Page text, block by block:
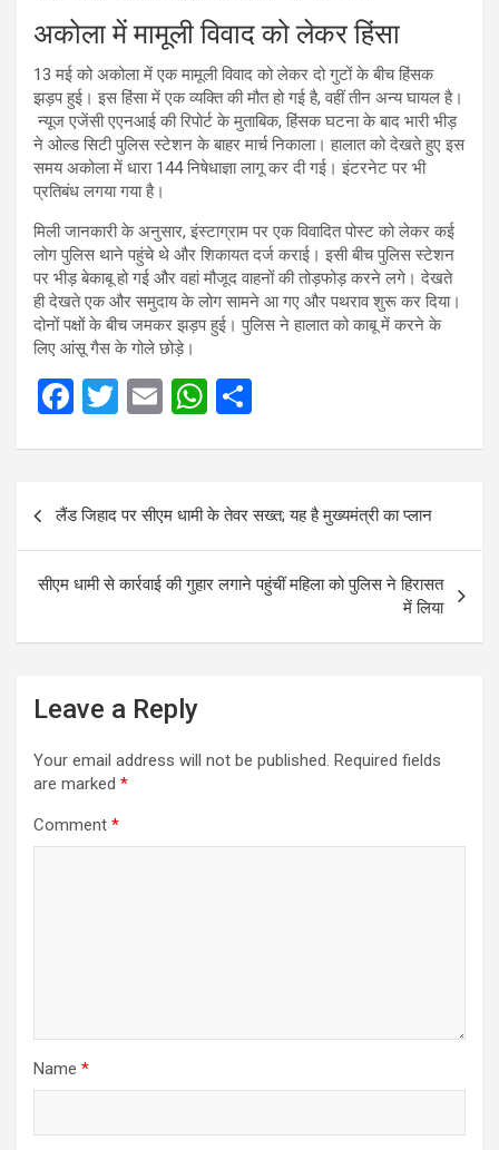
अकोला में मामूली विवाद को लेकर हिंसा
13 मई को अकोला में एक मामूली विवाद को लेकर दो गुटों के बीच हिंसक
झड़प हुई। इस हिंसा में एक व्यक्ति की मौत हो गई है, वहीं तीन अन्य घायल है।
न्यूज एजेंसी एएनआई की रिपोर्ट के मुताबिक, हिंसक घटना के बाद भारी भीड़
ने ओल्ड सिटी पुलिस स्टेशन के बाहर मार्च निकाला। हालात को देखते हुए इस
समय अकोला में धारा 144 निषेधाज्ञा लागू कर दी गई। इंटरनेट पर भी
प्रतिबंध लगया गया है।
मिली जानकारी के अनुसार, इंस्टाग्राम पर एक विवादित पोस्ट को लेकर कई
लोग पुलिस थाने पहुंचे थे और शिकायत दर्ज कराई। इसी बीच पुलिस स्टेशन
पर भीड़ बेकाबू हो गई और वहां मौजूद वाहनों की तोड़फोड़ करने लगे। देखते
ही देखते एक और समुदाय के लोग सामने आ गए और पथराव शुरू कर दिया।
दोनों पक्षों के बीच जमकर झड़प हुई। पुलिस ने हालात को काबू में करने के
लिए आंसू गैस के गोले छोड़े।
F
b
o
o
T
er
E
W
s
A
p
e
Post
लैंड जिहाद पर सीएम धामी के तेवर सख्त; यह है मुख्‍यमंत्री का प्‍लान
सीएम धामी से कार्रवाई की गुहार लगाने पहुंचीं महिला को पुलिस ने हिरासत
में लिया
Leave a Reply
Your email address will not be published. Required fields
are marked *
Comment *
Name *